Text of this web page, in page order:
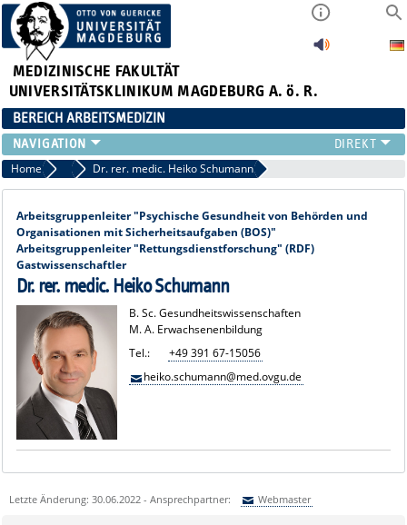
MEDIZINISCHE FAKULTÄT
UNIVERSITÄTSKLINIKUM MAGDEBURG A. ö. R.
BEREICH ARBEITSMEDIZIN
INSTITUT
TEAM
ARBEITSGRUPPEN
GERÄTEAUSSTATTUNG
FORSCHUNG
PUBLIKATIONEN
AKTUELLES
Home Ärztliche / Wissenschaftliche Mitarbeiter
Dr. rer. medic. Heiko Schumann
Arbeitsgruppenleiter "Psychische Gesundheit von Behörden und
Organisationen mit Sicherheitsaufgaben (BOS)"
Arbeitsgruppenleiter "Rettungsdienstforschung" (RDF)
Gastwissenschaftler
Dr. rer. medic. Heiko Schumann
B. Sc. Gesundheitswissenschaften
M. A. Erwachsenenbildung
Tel.:
+49 391 67-15056
heiko.schumann@med.ovgu.de
Letzte Änderung: 30.06.2022 - Ansprechpartner: Webmaster